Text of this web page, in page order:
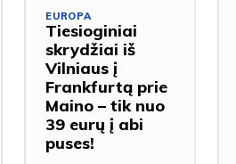
EUROPA
Tiesioginiai
skrydžiai iš
Vilniaus į
Frankfurtą prie
Maino – tik nuo
39 eurų į abi
puses!